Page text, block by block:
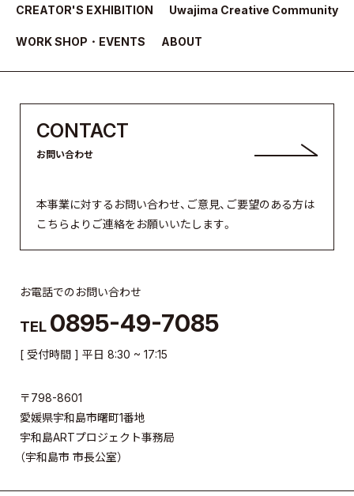
CREATOR'S EXHIBITION Uwajima Creative Community
WORK SHOP・EVENTS ABOUT
CONTACT
お問い合わせ
本事業に対するお問い合わせ、ご意見、ご要望のある方は
こちらよりご連絡をお願いいたします。
お電話でのお問い合わせ
TEL 0895-49-7085
[ 受付時間 ] 平日 8:30 ~ 17:15
〒798-8601
愛媛県宇和島市曙町1番地
宇和島ARTプロジェクト事務局
（宇和島市 市長公室）